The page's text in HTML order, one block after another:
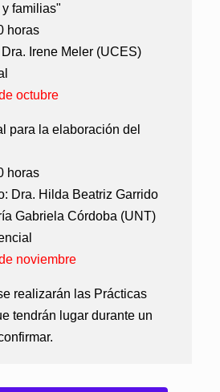
familias"
horas
Irene Meler (UCES)
octubre
para la elaboración del
horas
Dra. Hilda Beatriz Garrido
Gabriela Córdoba (UNT)
noviembre
realizarán las Prácticas
tendrán lugar durante un